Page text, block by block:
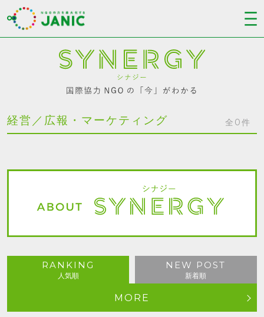
経営／広報・マーケティング 全0件
RANKING
人気順
NEW POST
新着順
MORE